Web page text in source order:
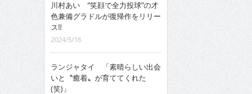
川村あい “笑顔で全力投球”の才
色兼備グラドルが復帰作をリリー
ス!!
2024/5/16
ランジャタイ 「素晴らしい出会
いと〝癒着〟が育ててくれた
(笑)」